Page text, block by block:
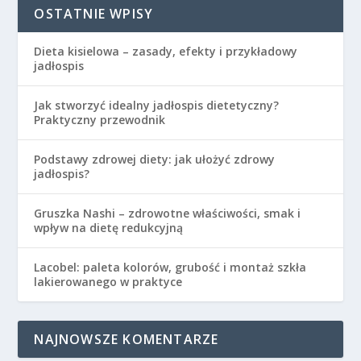
OSTATNIE WPISY
Dieta kisielowa – zasady, efekty i przykładowy
jadłospis
Jak stworzyć idealny jadłospis dietetyczny?
Praktyczny przewodnik
Podstawy zdrowej diety: jak ułożyć zdrowy
jadłospis?
Gruszka Nashi – zdrowotne właściwości, smak i
wpływ na dietę redukcyjną
Lacobel: paleta kolorów, grubość i montaż szkła
lakierowanego w praktyce
NAJNOWSZE KOMENTARZE